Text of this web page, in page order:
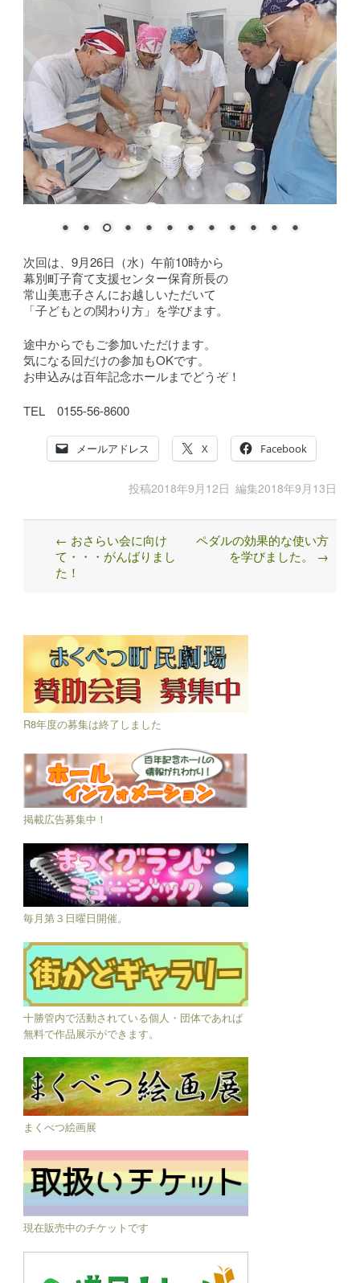
次回は、9月26日（水）午前10時から
幕別町子育て支援センター保育所長の
常山美恵子さんにお越しいただいて
「子どもとの関わり方」を学びます。
途中からでもご参加いただけます。
気になる回だけの参加もOKです。
お申込みは百年記念ホールまでどうぞ！
TEL 0155-56-8600
メールアドレス X Facebook
投稿2018年9月12日 編集2018年9月13日
Post
navigation
← おさらい会に向け
て・・・がんばりまし
た！
ペダルの効果的な使い方
を学びました。
→
R8年度の募集は終了しました
掲載広告募集中！
毎月第３日曜日開催。
十勝管内で活動されている個人・団体であれば
無料で作品展示ができます。
まくべつ絵画展
現在販売中のチケットです